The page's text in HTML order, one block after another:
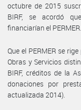
octubre de 2015
BIRF, se acordó
financiarían el PERMER.
Que el PERMER se
Obras y Servicios
BIRF, créditos de la
donaciones por
actualizada 2014).